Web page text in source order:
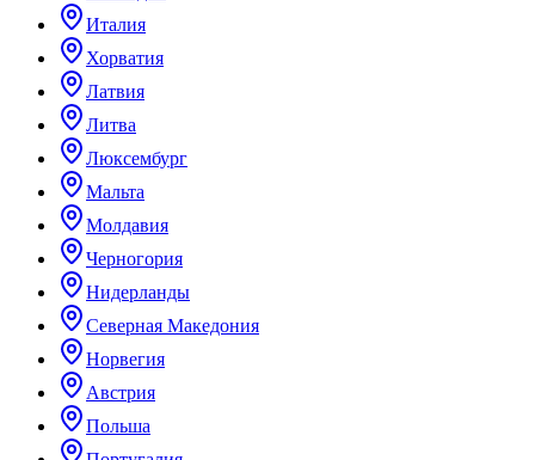
Италия
Хорватия
Латвия
Литва
Люксембург
Мальта
Молдавия
Черногория
Нидерланды
Северная Македония
Норвегия
Австрия
Польша